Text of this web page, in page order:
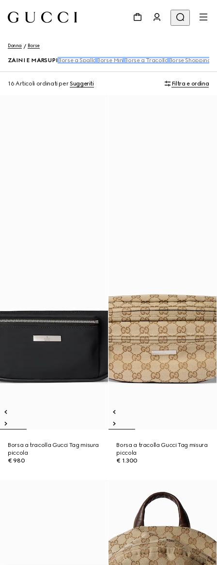
Donna Borse
ZAINI E MARSUPI Borse a Spalla Borse Mini Borse a Tracolla Borse Shopping
16 Articoli ordinati perSuggeriti Filtra e ordina
Borsa a tracolla Gucci Tag misura
piccola
€ 980
Borsa a tracolla Gucci Tag misura
piccola
€ 1.300